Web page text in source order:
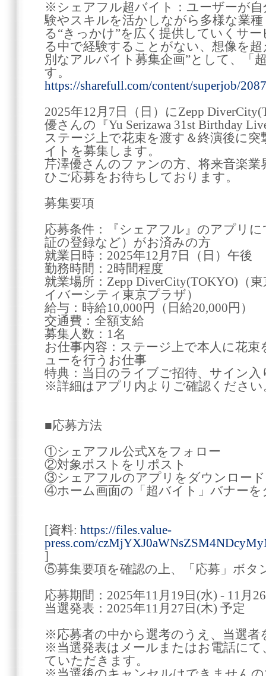
※シェアフル超バイト：ユーザーが
験やスキルを活かしながら多様な業
る“きっかけ”を広く提供していくサ
る中で経験することがない、想像を
別なアルバイト募集企画”として、「
す。
https://sharefull.com/content/superjob/
2025年12月7日（日）にZepp
優さんの『Yu Serizawa 31st Birthday
ステージ上で花束を渡す＆終演後に
イトを募集します。
芹澤優さんのファンの方、将来音楽
ひご応募をお待ちしております。
募集要項
応募条件：『シェアフル』のアプリ
証の登録など）がお済みの方
就業日時：2025年12月7日（日）午後
勤務時間：2時間程度
就業場所：Zepp DiverCity(TOKYO)（
イバーシティ東京プラザ）
給与：時給10,000円（日給20,000円）
交通費：全額支給
募集人数：1名
お仕事内容：ステージ上で本人に花
ューを行うお仕事
特典：当日のライブご招待、サイン入
※詳細はアプリ内よりご確認ください
■応募方法
①シェアフル公式Xをフォロー
②対象ポストをリポスト
③シェアフルのアプリをダウンロード
④ホーム画面の「超バイト」バナーを
[資料: https://files.value-
press.com/
]
⑤募集要項を確認の上、「応募」ボタ
応募期間：2025年11月19日(水) - 11月
当選発表：2025年11月27日(木) 予定
※応募者の中から選考のうえ、当選者
※当選発表はメールまたはお電話にて
ていただきます。